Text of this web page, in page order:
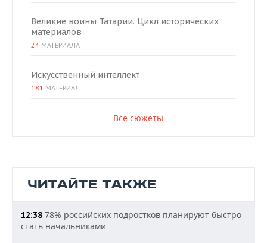
Великие воины Татарии. Цикл исторических
материалов
24 МАТЕРИАЛА
Искусственный интеллект
181 МАТЕРИАЛ
Все сюжеты
ЧИТАЙТЕ ТАКЖЕ
12:38 78% российских подростков планируют быстро
стать начальниками